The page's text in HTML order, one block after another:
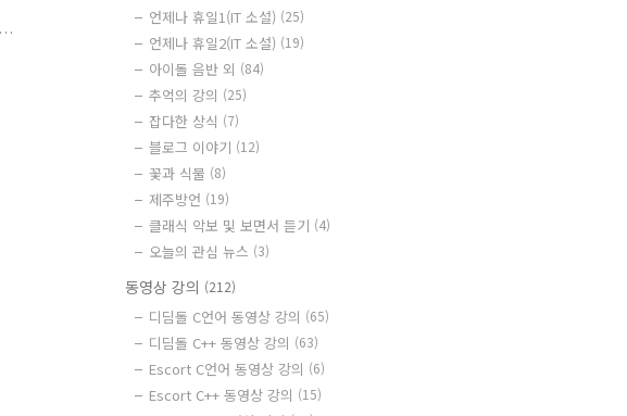
언제나 휴일1(IT 소설) (25)
언제나 휴일2(IT 소설) (19)
아이돌 음반 외 (84)
추억의 강의 (25)
잡다한 상식 (7)
블로그 이야기 (12)
꽃과 식물 (8)
제주방언 (19)
클래식 악보 및 보면서 듣기 (4)
오늘의 관심 뉴스 (3)
동영상 강의 (212)
디딤돌 C언어 동영상 강의 (65)
디딤돌 C++ 동영상 강의 (63)
Escort C언어 동영상 강의 (6)
Escort C++ 동영상 강의 (15)